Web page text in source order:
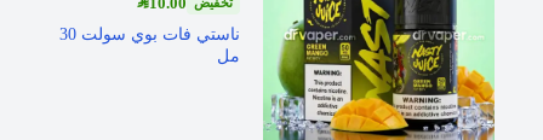
ناستي فات بوي سولت 30
مل